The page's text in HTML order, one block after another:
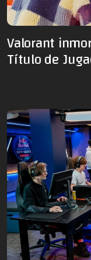
Valorant
Título de